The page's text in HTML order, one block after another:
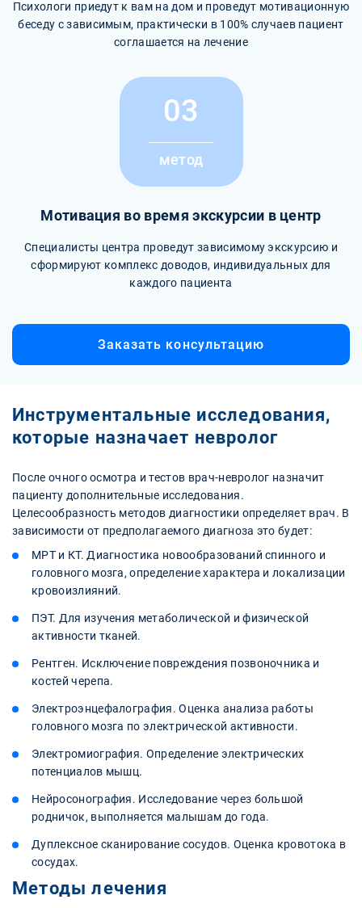
Психологи приедут к вам на дом и проведут мотивационную
беседу с зависимым, практически в 100% случаев пациент
соглашается на лечение
03
метод
Мотивация во время экскурсии в центр
Специалисты центра проведут зависимому экскурсию и
сформируют комплекс доводов, индивидуальных для
каждого пациента
Заказать консультацию
Инструментальные исследования,
которые назначает невролог
После очного осмотра и тестов врач-невролог назначит
пациенту дополнительные исследования.
Целесообразность методов диагностики определяет врач. В
зависимости от предполагаемого диагноза это будет:
МРТ и КТ. Диагностика новообразований спинного и
головного мозга, определение характера и локализации
кровоизлияний.
ПЭТ. Для изучения метаболической и физической
активности тканей.
Рентген. Исключение повреждения позвоночника и
костей черепа.
Электроэнцефалография. Оценка анализа работы
головного мозга по электрической активности.
Электромиография. Определение электрических
потенциалов мышц.
Нейросонография. Исследование через большой
родничок, выполняется малышам до года.
Дуплексное сканирование сосудов. Оценка кровотока в
сосудах.
Методы лечения